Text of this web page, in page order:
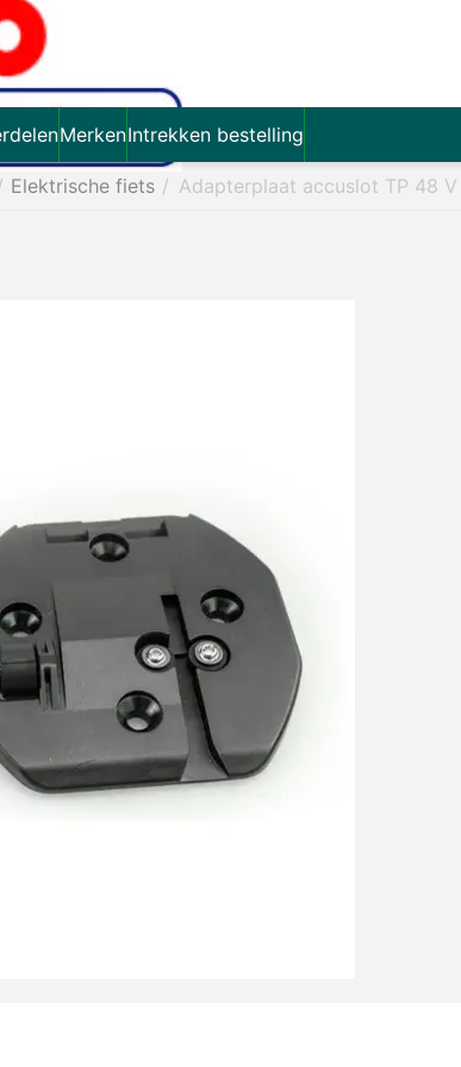
MerkenIntrekken bestelling
Elektrische fiets / Adapterplaat accuslot TP 48 V